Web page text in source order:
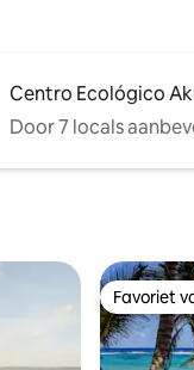
Centro Ecológico
Door 7 locals
Favoriet
Favoriet